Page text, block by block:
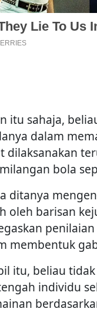
itu sahaja,
dalam
dilaksanakan
bola
ditanya
oleh barisan
membentuk
itu, beliau
individu